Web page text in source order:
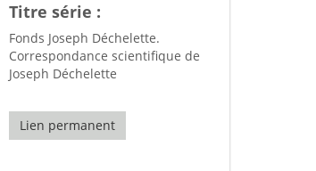
Titre série :
Fonds Joseph Déchelette.
Correspondance scientifique de
Joseph Déchelette
Lien permanent